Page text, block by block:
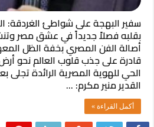
سفير البهجة على شواطئ الغردقة:
بقلبه فصلاً جديداً في عشق مصر
أصالة الفن المصري بخفة الظل
قادرة على جذب قلوب العالم نحو
الحي للهوية المصرية الرائدة تجلى
القدير منير مكرم: …
أكمل القراءة »